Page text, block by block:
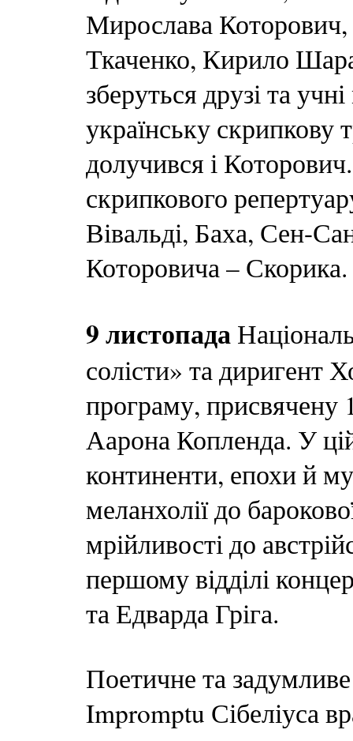
Мирослава
Ткаченко, Кирило
зберуться друзі та
українську скрипкову
долучився і
скрипкового
Вівальді, Баха, Сен-
Которовича – Скорика.
9 листопада
солісти» та
програму, присвячену
Аарона Копленда. У
континенти, епохи й
меланхолії до
мрійливості до
першому відділі
та Едварда Гріга.
Поетичне та
Impromptu Сібеліуса